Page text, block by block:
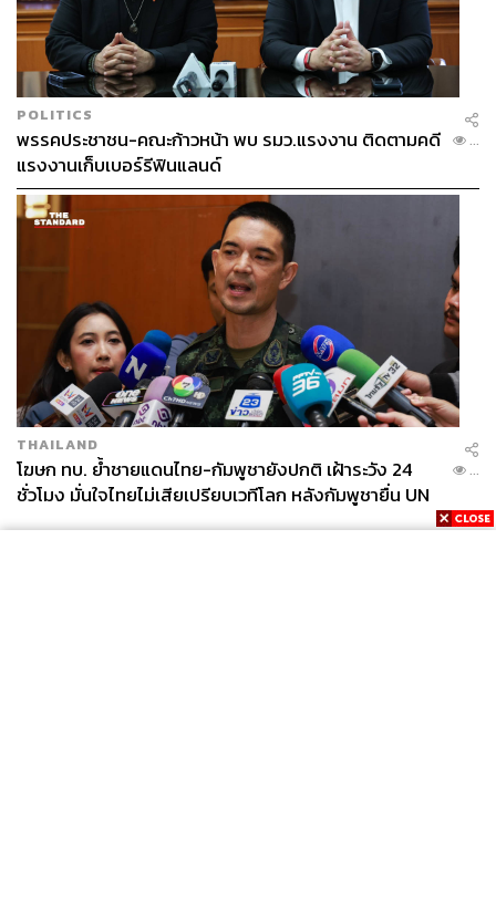
POLITICS
พรรคประชาชน-คณะก้าวหน้า พบ รมว.แรงงาน ติดตามคดี
แรงงานเก็บเบอร์รีฟินแลนด์
...
THAILAND
โฆษก ทบ. ย้ำชายแดนไทย-กัมพูชายังปกติ เฝ้าระวัง 24
ชั่วโมง มั่นใจไทยไม่เสียเปรียบเวทีโลก หลังกัมพูชายื่น UN
รับรอง MOU43
...